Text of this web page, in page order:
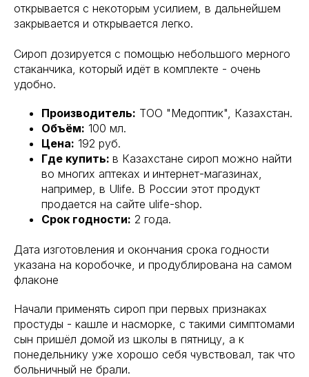
открывается с некоторым усилием, в дальнейшем
закрывается и открывается легко.
Сироп дозируется с помощью небольшого мерного
стаканчика, который идёт в комплекте - очень
удобно.
Производитель: ТОО "Медоптик", Казахстан.
Объём: 100 мл.
Цена: 192 руб.
Где купить: в Казахстане сироп можно найти
во многих аптеках и интернет-магазинах,
например, в Ulife. В России этот продукт
продается на сайте ulife-shop.
Срок годности: 2 года.
Дата изготовления и окончания срока годности
указана на коробочке, и продублирована на самом
флаконе
Начали применять сироп при первых признаках
простуды - кашле и насморке, с такими симптомами
сын пришёл домой из школы в пятницу, а к
понедельнику уже хорошо себя чувствовал, так что
больничный не брали.